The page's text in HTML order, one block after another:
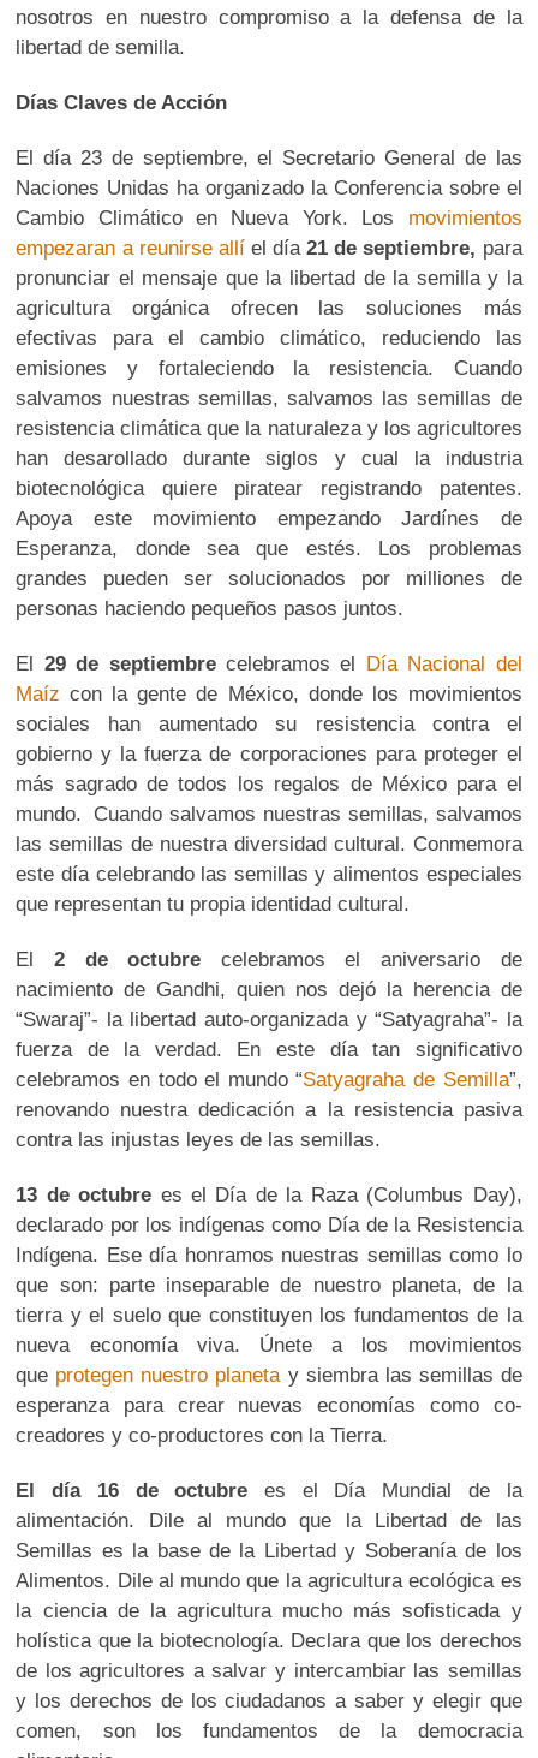
nosotros en nuestro compromiso a la defensa de la
libertad de semilla.
Días Claves de Acción
El día 23 de septiembre, el Secretario General de las
Naciones Unidas ha organizado la Conferencia sobre el
Cambio Climático en Nueva York. Los movimientos
empezaran a reunirse allí el día 21 de septiembre, para
pronunciar el mensaje que la libertad de la semilla y la
agricultura orgánica ofrecen las soluciones más
efectivas para el cambio climático, reduciendo las
emisiones y fortaleciendo la resistencia. Cuando
salvamos nuestras semillas, salvamos las semillas de
resistencia climática que la naturaleza y los agricultores
han desarollado durante siglos y cual la industria
biotecnológica quiere piratear registrando patentes.
Apoya este movimiento empezando Jardínes de
Esperanza, donde sea que estés. Los problemas
grandes pueden ser solucionados por milliones de
personas haciendo pequeños pasos juntos.
El 29 de septiembrecelebramos el Día Nacional del
Maíz con la gente de México, donde los movimientos
sociales han aumentado su resistencia contra el
gobierno y la fuerza de corporaciones para proteger el
más sagrado de todos los regalos de México para el
mundo. Cuando salvamos nuestras semillas, salvamos
las semillas de nuestra diversidad cultural. Conmemora
este día celebrando las semillas y alimentos especiales
que representan tu propia identidad cultural.
El2 de octubre celebramos el aniversario de
nacimiento de Gandhi, quien nos dejó la herencia de
“Swaraj”- la libertad auto-organizada y “Satyagraha”- la
fuerza de la verdad. En este día tan significativo
celebramos en todo el mundo “Satyagraha de Semilla”,
renovando nuestra dedicación a la resistencia pasiva
contra las injustas leyes de las semillas.
13 de octubre es el Día de la Raza (Columbus Day),
declarado por los indígenas como Día de la Resistencia
Indígena. Ese día honramos nuestras semillas como lo
que son: parte inseparable de nuestro planeta, de la
tierra y el suelo que constituyen los fundamentos de la
nueva economía viva. Únete a los movimientos
que protegen nuestro planeta y siembra las semillas de
esperanza para crear nuevas economías como co-
creadores y co-productores con la Tierra.
El día 16 de octubre es el Día Mundial de la
alimentación. Dile al mundo que la Libertad de las
Semillas es la base de la Libertad y Soberanía de los
Alimentos. Dile al mundo que la agricultura ecológica es
la ciencia de la agricultura mucho más sofisticada y
holística que la biotecnología. Declara que los derechos
de los agricultores a salvar y intercambiar las semillas
y los derechos de los ciudadanos a saber y elegir que
comen, son los fundamentos de la democracia